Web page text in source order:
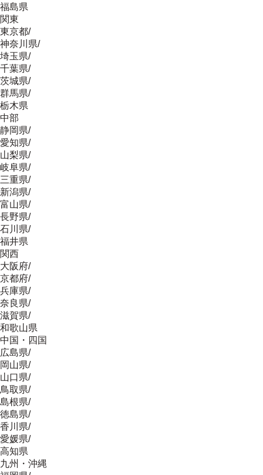
福島県
関東
東京都/
神奈川県/
埼玉県/
千葉県/
茨城県/
群馬県/
栃木県
中部
静岡県/
愛知県/
山梨県/
岐阜県/
三重県/
新潟県/
富山県/
長野県/
石川県/
福井県
関西
大阪府/
京都府/
兵庫県/
奈良県/
滋賀県/
和歌山県
中国・四国
広島県/
岡山県/
山口県/
鳥取県/
島根県/
徳島県/
香川県/
愛媛県/
高知県
九州・沖縄